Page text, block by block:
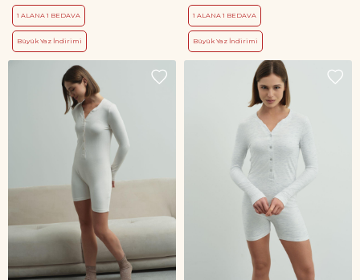
1 ALANA 1 BEDAVA
Büyük Yaz İndirimi
1 ALANA 1 BEDAVA
Büyük Yaz İndirimi